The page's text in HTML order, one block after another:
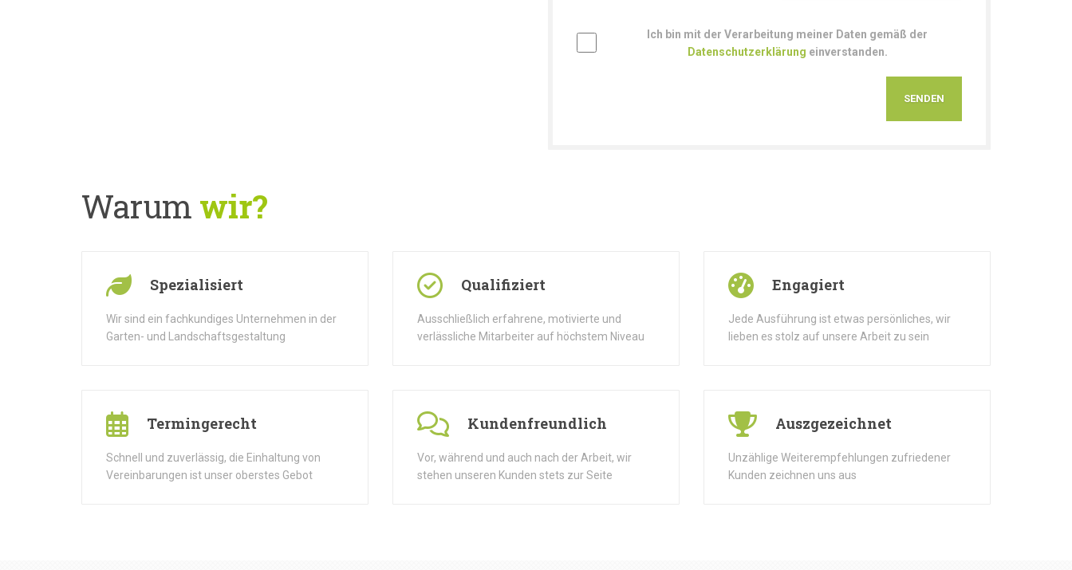
Ich bin mit der Verarbeitung meiner Daten gemäß der
Datenschutzerklärung einverstanden.
Warum wir?
Spezialisiert
Wir sind ein fachkundiges Unternehmen in der
Garten- und Landschaftsgestaltung
Termingerecht
Schnell und zuverlässig, die Einhaltung von
Vereinbarungen ist unser oberstes Gebot
Qualifiziert
Ausschließlich erfahrene, motivierte und
verlässliche Mitarbeiter auf höchstem Niveau
Kundenfreundlich
Vor, während und auch nach der Arbeit, wir
stehen unseren Kunden stets zur Seite
Engagiert
Jede Ausführung ist etwas persönliches, wir
lieben es stolz auf unsere Arbeit zu sein
Auszgezeichnet
Unzählige Weiterempfehlungen zufriedener
Kunden zeichnen uns aus